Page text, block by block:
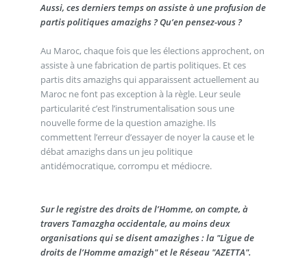
Aussi, ces derniers temps on assiste à une profusion de
partis politiques amazighs ? Qu’en pensez-vous ?
Au Maroc, chaque fois que les élections approchent, on
assiste à une fabrication de partis politiques. Et ces
partis dits amazighs qui apparaissent actuellement au
Maroc ne font pas exception à la règle. Leur seule
particularité c’est l’instrumentalisation sous une
nouvelle forme de la question amazighe. Ils
commettent l’erreur d’essayer de noyer la cause et le
débat amazighs dans un jeu politique
antidémocratique, corrompu et médiocre.
Sur le registre des droits de l’Homme, on compte, à
travers Tamazgha occidentale, au moins deux
organisations qui se disent amazighes : la "Ligue de
droits de l’Homme amazigh" et le Réseau "AZETTA".